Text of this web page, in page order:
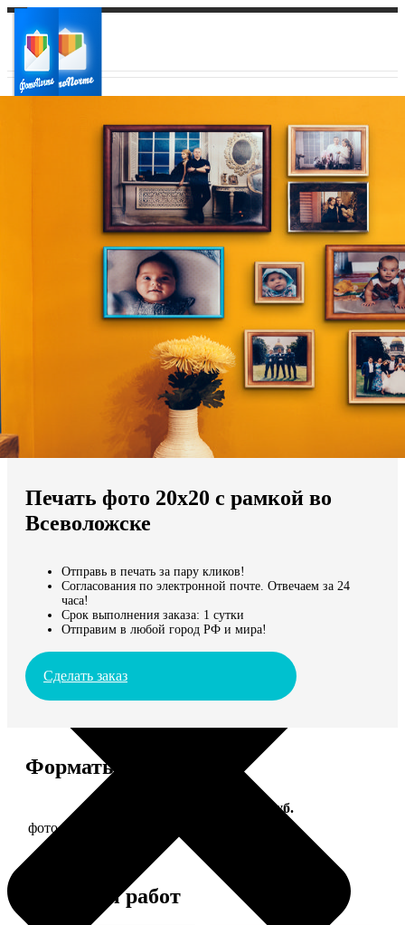
Ваш регион доставки
Выберите из списка:
Мы доставляем по всему миру
Продолжить без города
Печать фото 20х20 с рамкой во
Всеволожске
Отправь в печать за пару кликов!
Согласования по электронной почте. Отвечаем за 24
часа!
Срок выполнения заказа: 1 сутки
Отправим в любой город РФ и мира!
Сделать заказ
Форматы и цены
Цена, руб.
фото 20х20 в деревянной рамке
Примеры работ